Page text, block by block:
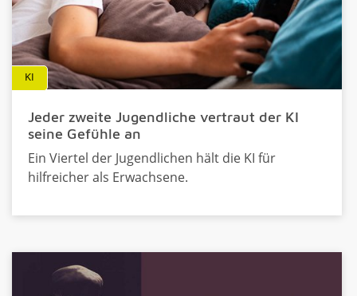
KI
Jeder zweite Jugendliche vertraut der KI
seine Gefühle an
Ein Viertel der Jugendlichen hält die KI für
hilfreicher als Erwachsene.